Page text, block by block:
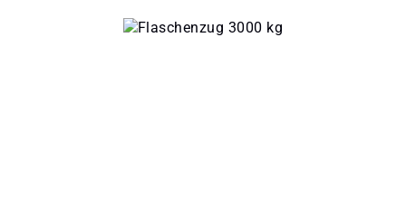
Bildergalerie überspringen